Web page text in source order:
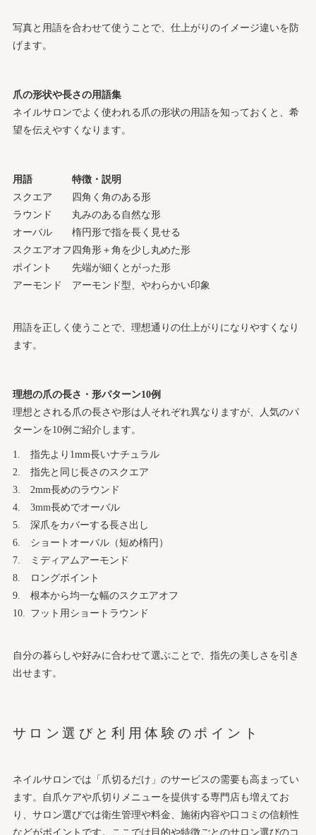
写真と用語を合わせて使うことで、仕上がりのイメージ違いを防
げます。
爪の形状や長さの用語集
ネイルサロンでよく使われる爪の形状の用語を知っておくと、希
望を伝えやすくなります。
用語
特徴・説明
スクエア
四角く角のある形
ラウンド
丸みのある自然な形
オーバル
楕円形で指を長く見せる
スクエアオフ 四角形＋角を少し丸めた形
ポイント
先端が細くとがった形
アーモンド
アーモンド型、やわらかい印象
用語を正しく使うことで、理想通りの仕上がりになりやすくなり
ます。
理想の爪の長さ・形パターン10例
理想とされる爪の長さや形は人それぞれ異なりますが、人気のパ
ターンを10例ご紹介します。
指先より1mm長いナチュラル
指先と同じ長さのスクエア
2mm長めのラウンド
3mm長めでオーバル
深爪をカバーする長さ出し
ショートオーバル（短め楕円）
ミディアムアーモンド
ロングポイント
根本から均一な幅のスクエアオフ
フット用ショートラウンド
自分の暮らしや好みに合わせて選ぶことで、指先の美しさを引き
出せます。
サロン選びと利用体験のポイント
ネイルサロンでは「爪切るだけ」のサービスの需要も高まってい
ます。自爪ケアや爪切りメニューを提供する専門店も増えてお
り、サロン選びでは衛生管理や料金、施術内容や口コミの信頼性
などがポイントです。ここでは目的や特徴ごとのサロン選びのコ